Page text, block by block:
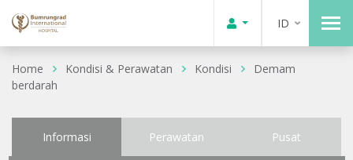
ID
Home Kondisi & Perawatan Kondisi
Demam
berdarah
Informasi Perawatan Pusat